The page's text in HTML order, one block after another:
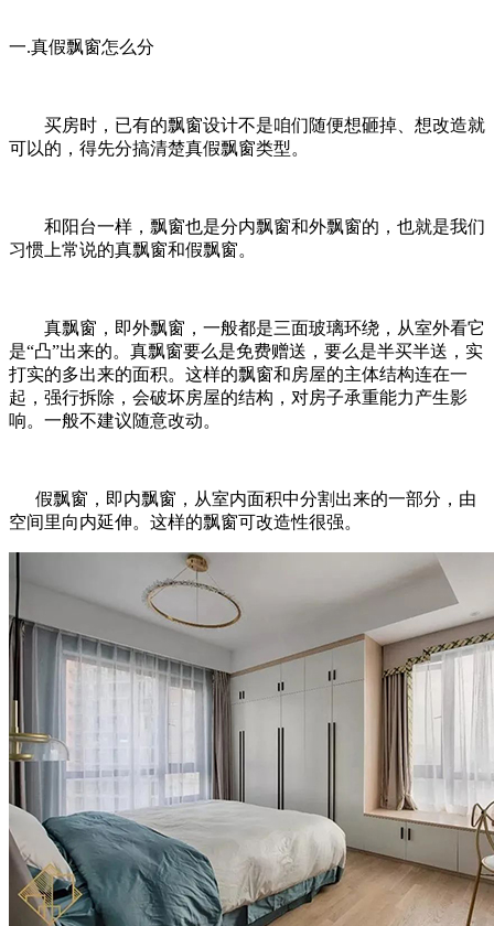
一.真假飘窗怎么分
买房时，已有的飘窗设计不是咱们随便想砸掉、想改造就
可以的，得先分搞清楚真假飘窗类型。
和阳台一样，飘窗也是分内飘窗和外飘窗的，也就是我们
习惯上常说的真飘窗和假飘窗。
真飘窗，即外飘窗，一般都是三面玻璃环绕，从室外看它
是“凸”出来的。真飘窗要么是免费赠送，要么是半买半送，实
打实的多出来的面积。这样的飘窗和房屋的主体结构连在一
起，强行拆除，会破坏房屋的结构，对房子承重能力产生影
响。一般不建议随意改动。
假飘窗，即内飘窗，从室内面积中分割出来的一部分，由
空间里向内延伸。这样的飘窗可改造性很强。